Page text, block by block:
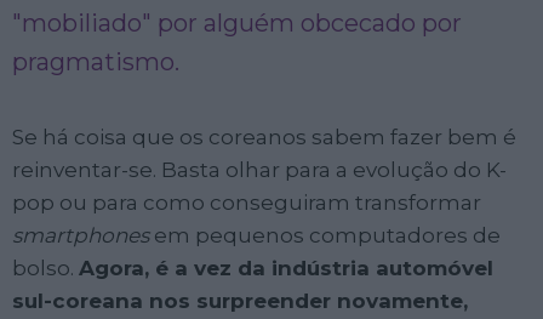
"mobiliado" por alguém obcecado por
pragmatismo.
Se há coisa que os coreanos sabem fazer bem é
reinventar-se. Basta olhar para a evolução do K-
pop ou para como conseguiram transformar
smartphonesem pequenos computadores de
bolso.Agora, é a vez da indústria automóvel
sul-coreana nos surpreender novamente,